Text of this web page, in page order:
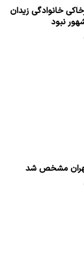
خانوادگی زیدان
نبود
مشخص شد